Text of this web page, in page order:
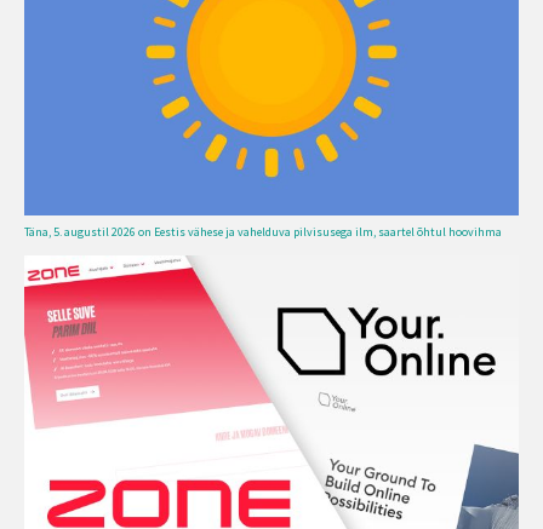
Täna, 5. augustil 2026 on Eestis vähese ja vahelduva pilvisusega ilm, saartel õhtul hoovihma